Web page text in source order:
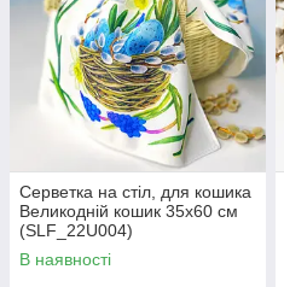
Серветка на стіл, для кошика
Великодній кошик 35x60 см
(SLF_22U004)
В наявності